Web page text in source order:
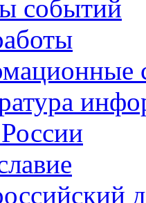
событий